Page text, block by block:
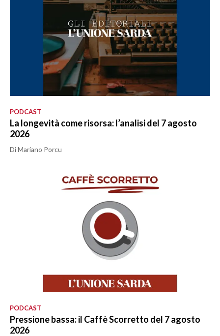
PODCAST
La longevità come risorsa: l’analisi del 7 agosto
2026
Di Mariano Porcu
PODCAST
Pressione bassa: il Caffè Scorretto del 7 agosto
2026